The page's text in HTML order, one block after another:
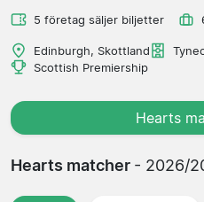
5 företag säljer biljetter
Edinburgh, Skottland
Scottish Premiership
Hearts
Hearts matcher - 2026/